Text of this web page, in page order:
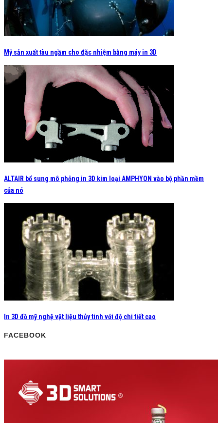
Mỹ sản xuất tàu ngầm cho đặc nhiệm bằng máy in 3D
ALTAIR bổ sung mô phỏng in 3D kim loại AMPHYON vào bộ phần mềm
của nó
In 3D đồ mỹ nghệ vật liệu thủy tinh với độ chi tiết cao
FACEBOOK